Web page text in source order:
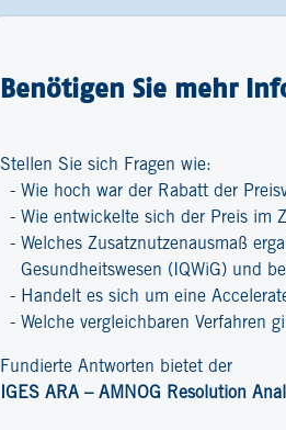
Benötigen Sie mehr
Stellen Sie sich Fragen wie:
Wie hoch war der Rabatt der
Wie entwickelte sich der Preis im
Welches Zusatznutzenausmaß
Gesundheitswesen (IQWiG) und
Handelt es sich um eine
Welche vergleichbaren Verfahren
Fundierte Antworten bietet der
IGES ARA – AMNOG Resolution